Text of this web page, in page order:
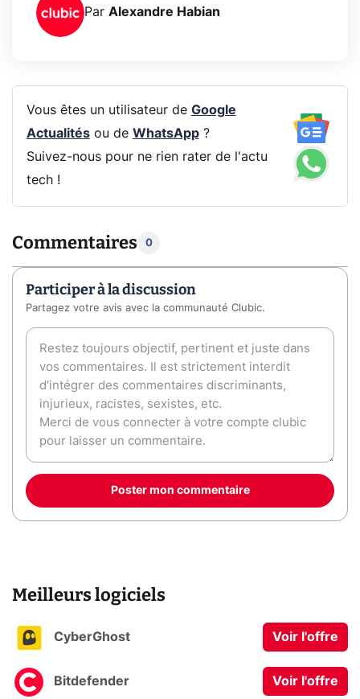
Par Alexandre Habian
Vous êtes un utilisateur de Google
Actualitésou de WhatsApp?
Suivez-nous pour ne rien rater de l'actu
tech !
Commentaires 0
Participer à la discussion
Partagez votre avis avec la communauté Clubic.
Poster mon commentaire
Meilleurs logiciels
CyberGhost Voir l'offre
Bitdefender Voir l'offre